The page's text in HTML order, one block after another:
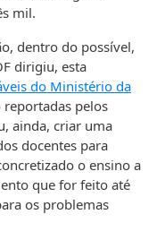
mil.
dentro do possível,
dirigiu, esta
do Ministério da
pelos
ainda, criar uma
docentes para
o ensino a
que for feito até
os problemas